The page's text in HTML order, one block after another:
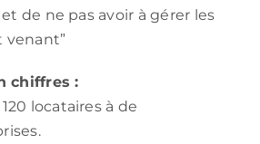
de ne pas avoir à gérer les
venant”
chiffres :
locataires à de